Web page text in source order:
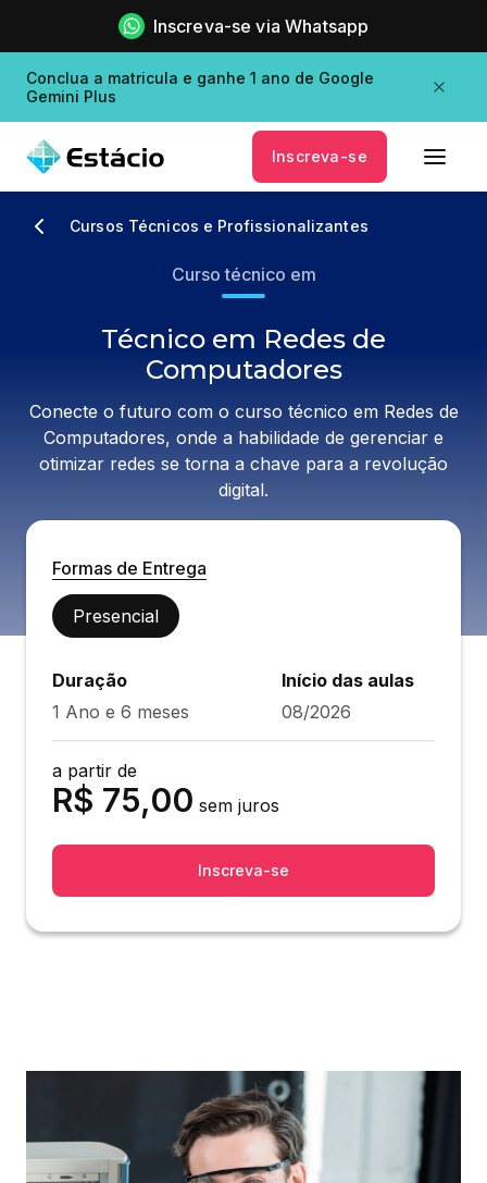
Inscreva-se via Whatsapp
Conclua a matricula e ganhe 1 ano de Google
Gemini Plus
Inscreva-se
Cursos Técnicos e Profissionalizantes
Curso técnico em
Técnico em Redes de
Computadores
Conecte o futuro com o curso técnico em Redes de
Computadores, onde a habilidade de gerenciar e
otimizar redes se torna a chave para a revolução
digital.
Formas de Entrega
Presencial
Duração
1 Ano e 6 meses
Início das aulas
08/2026
a partir de
R$ 75,00 sem juros
Inscreva-se